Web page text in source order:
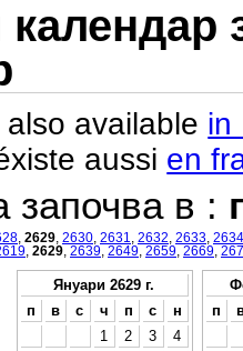
available in
aussi en
започва в :
2629 2630 2631 2632 2633 2634
2629 2639 2649 2659 2669
Януари 2629 г.
п
в с ч п с
н
1
2 3
4
п